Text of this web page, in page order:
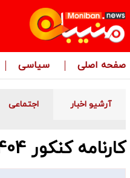
صفحه اصلی سیاسی
آرشیو اخبار اجتماعی
کارنامه کنکور 1404 این هفته منتشر می‌شود/ انتخاب رشته از 9 شهریور